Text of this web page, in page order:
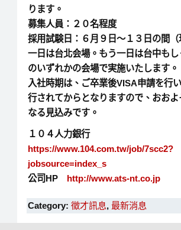
ります。
募集人員：２０名程度
採用試験日：６月９日～１３日の間（
一日は台北会場。もう一日は台中も
のいずれかの会場で実施いたします。
入社時期は、ご卒業後VISA申請を行
行されてからとなりますので、おおよ
なる見込みです。
１０４人力銀行
https://www.104.com.tw/job/7scc2?
jobsource=index_s
公司HP http://www.ats-nt.co.jp
Category: 徵才訊息, 最新消息